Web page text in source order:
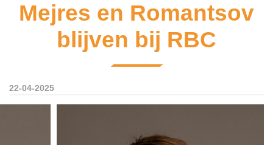
Mejres en Romantsov
blijven bij RBC
22-04-2025